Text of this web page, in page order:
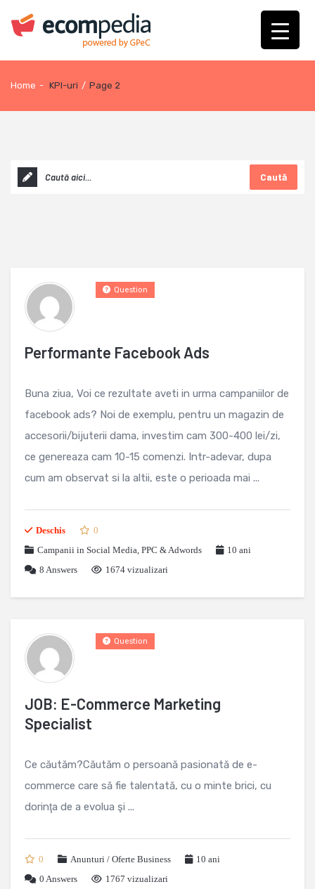
Home - KPI-uri / Page 2
Caută
Performante Facebook Ads
Question
Buna ziua, Voi ce rezultate aveti in urma campaniilor de
facebook ads? Noi de exemplu, pentru un magazin de
accesorii/bijuterii dama, investim cam 300-400 lei/zi,
ce genereaza cam 10-15 comenzi. Intr-adevar, dupa
cum am observat si la altii, este o perioada mai ...
Deschis
0
Campanii in Social Media, PPC & Adwords
10 ani
8 Answers 1674 vizualizari
JOB: E-Commerce Marketing
Specialist
Question
Ce căutăm?Căutăm o persoană pasionată de e-
commerce care să fie talentată, cu o minte brici, cu
dorinţa de a evolua şi ...
0 Anunturi / Oferte Business
10 ani
0 Answers 1767 vizualizari